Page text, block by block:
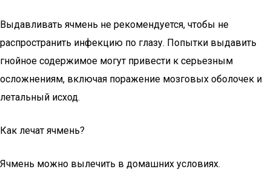
Выдавливать ячмень не рекомендуется, чтобы не
распространить инфекцию по глазу. Попытки выдавить
гнойное содержимое могут привести к серьезным
осложнениям, включая поражение мозговых оболочек и
летальный исход.
Как лечат ячмень?
Ячмень можно вылечить в домашних условиях.